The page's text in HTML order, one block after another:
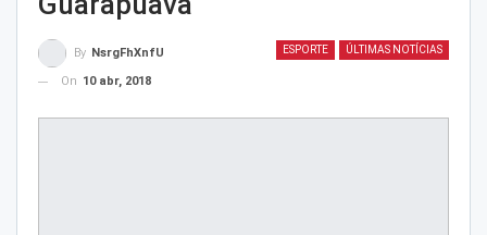
ESPORTE ÚLTIMAS NOTÍCIAS
By NsrgFhXnfU
On 10 abr, 2018